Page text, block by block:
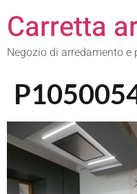
Carretta
Negozio di arredamento